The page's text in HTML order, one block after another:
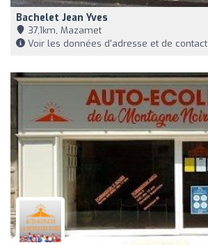
Bachelet Jean Yves
37,1km, Mazamet
Voir les données d'adresse et de contact